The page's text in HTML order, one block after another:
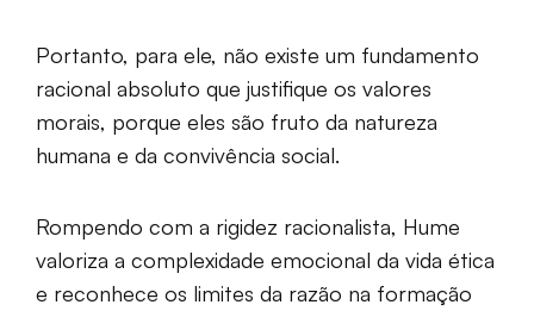
Portanto, para ele, não existe um fundamento
racional absoluto que justifique os valores
morais, porque eles são fruto da natureza
humana e da convivência social.
Rompendo com a rigidez racionalista, Hume
valoriza a complexidade emocional da vida ética
e reconhece os limites da razão na formação